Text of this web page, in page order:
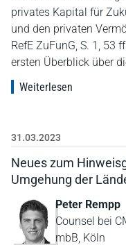
privates Kapital für
und den privaten
RefE ZuFunG, S. 1, 53
ersten Überblick über
Weiterlesen
31.03.2023
Neues zum
Umgehung der
Peter Rempp
Counsel bei
mbB, Köln